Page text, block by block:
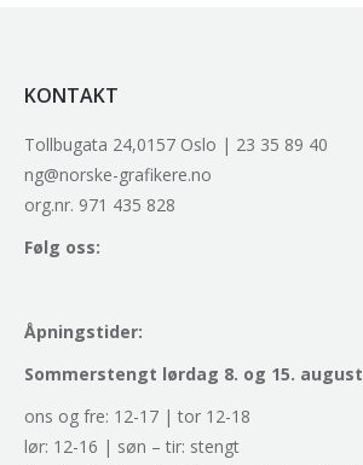
KONTAKT
Tollbugata 24,0157 Oslo | 23 35 89 40
ng@norske-grafikere.no
org.nr. 971 435 828
Følg oss:
Åpningstider:
Sommerstengt lørdag 8. og 15. august
ons og fre: 12-17 | tor 12-18
lør: 12-16 | søn – tir: stengt